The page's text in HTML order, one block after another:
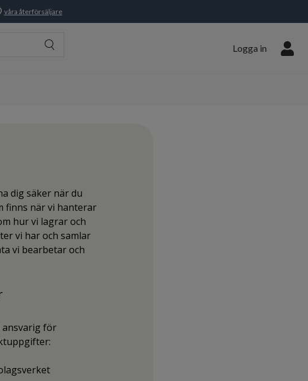
våra återförsäljare
Logga in
dig säker när du
finns när vi hanterar
hur vi lagrar och
vi har och samlar
vi bearbetar och
för